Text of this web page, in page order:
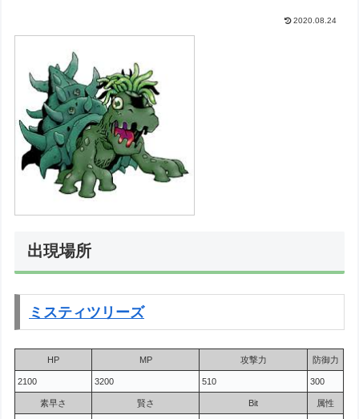
2020.08.24
出現場所
ミスティツリーズ
HP MP 攻撃力 防御力
2100 3200 510 300
素早さ 賢さ Bit 属性